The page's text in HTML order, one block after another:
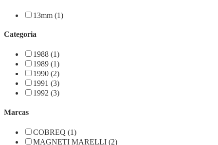
13mm (1)
Categoria
1988 (1)
1989 (1)
1990 (2)
1991 (3)
1992 (3)
Marcas
COBREQ (1)
MAGNETI MARELLI (2)